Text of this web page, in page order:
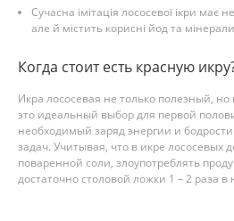
Сучасна імітація лососевої ікри має
але й містить корисні йод та
Когда стоит есть красную
Икра лососевая не только полезный,
это идеальный выбор для первой
необходимый заряд энергии и
задач. Учитывая, что в икре лососевых
поваренной соли, злоупотреблять
достаточно столовой ложки 1 – 2 раза в